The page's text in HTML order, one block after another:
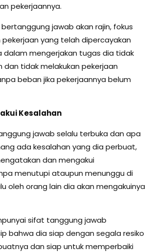
pekerjaannya.
jawab akan rajin, fokus
yang telah dipercayakan
dalam mengerjakan tugas dia tidak
dan tidak melakukan pekerjaan
beban jika pekerjaannya belum
Kesalahan
jawab selalu terbuka dan apa
ada kesalahan yang dia perbuat,
dan mengakui
menutupi ataupun menunggu di
oleh orang lain dia akan mengakuinya
sifat tanggung jawab
bahwa dia siap dengan segala resiko
dan siap untuk memperbaiki